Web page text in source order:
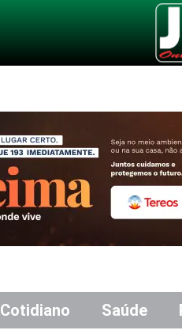
Cotidiano Saúde